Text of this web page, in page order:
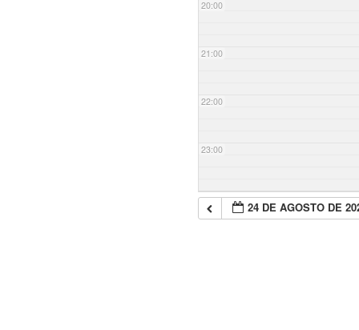
20:00
21:00
22:00
23:00
24 DE AGOSTO DE